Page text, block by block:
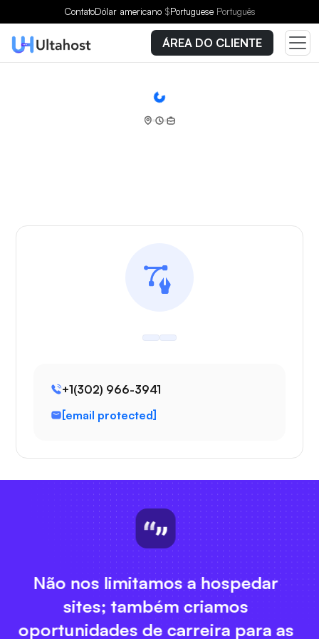
ContatoDólar americano $Portuguese Português
ÁREA DO CLIENTE
+1(302) 966-3941
[email protected]
a hospedar
criamos
carreira para as
Contratamos
sucedidas do
construir